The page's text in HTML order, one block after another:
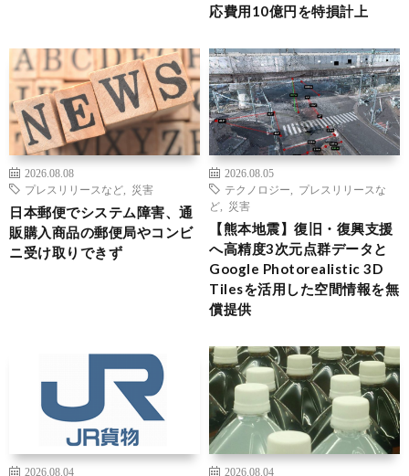
応費用10億円を特損計上
2026.08.08
プレスリリースなど
災害
日本郵便でシステム障害、通
販購入商品の郵便局やコンビ
ニ受け取りできず
2026.08.05
テクノロジー
プレスリリースな
ど
災害
【熊本地震】復旧・復興支援
へ高精度3次元点群データと
Google Photorealistic 3D
Tilesを活用した空間情報を無
償提供
2026.08.04
2026.08.04